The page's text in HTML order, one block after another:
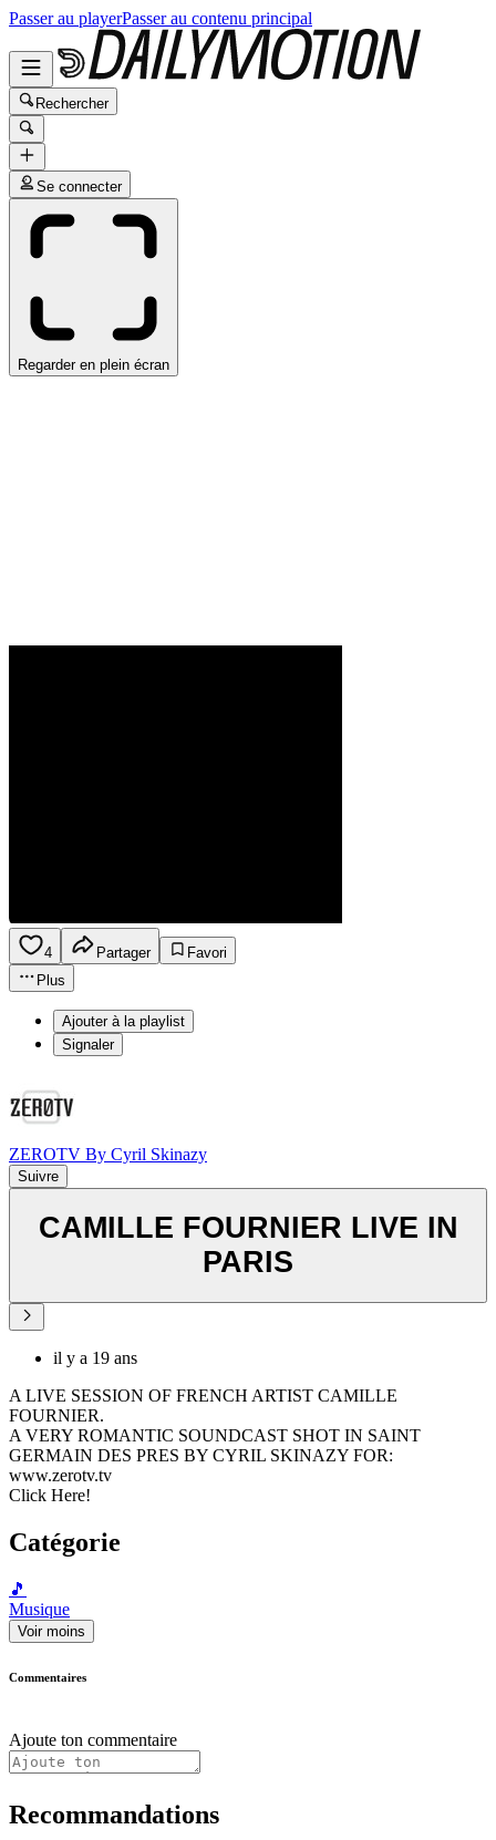
Passer au playerPasser au contenu principal
Rechercher
Se connecter
Regarder en plein écran
4 Partager
Favori
Plus
Ajouter à la playlist
Signaler
ZEROTV By Cyril Skinazy
Suivre
CAMILLE FOURNIER LIVE IN
PARIS
il y a 19 ans
A LIVE SESSION OF FRENCH ARTIST CAMILLE
FOURNIER.
A VERY ROMANTIC SOUNDCAST SHOT IN SAINT
GERMAIN DES PRES BY CYRIL SKINAZY FOR:
www.zerotv.tv
Click Here!
Catégorie
🎵
Musique
Voir moins
Commentaires
Ajoute ton commentaire
Recommandations